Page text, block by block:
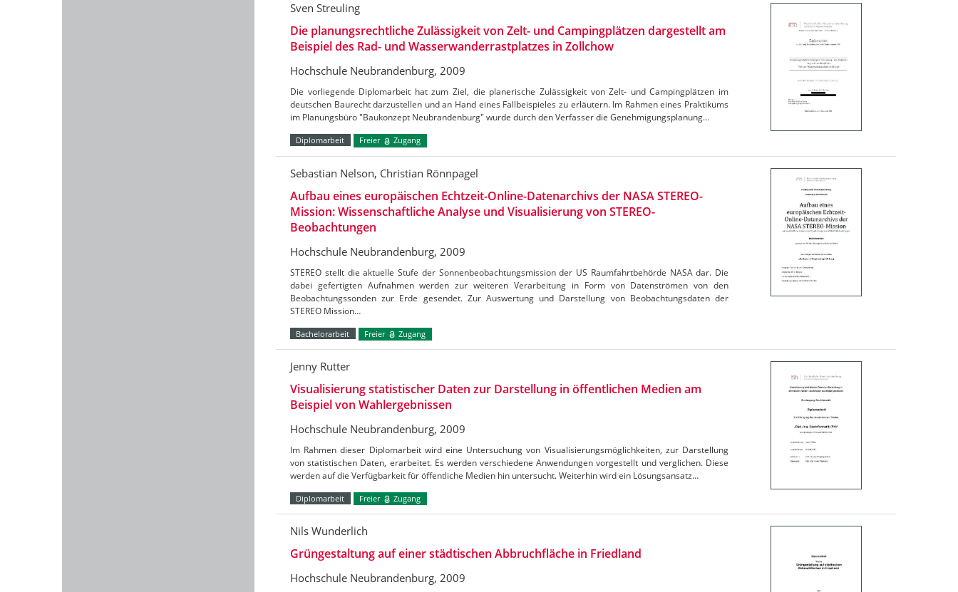
Sven Streuling
Die planungsrechtliche Zulässigkeit von Zelt- und Campingplätzen dargestellt am
Beispiel des Rad- und Wasserwanderrastplatzes in Zollchow
Hochschule Neubrandenburg, 2009
Die vorliegende Diplomarbeit hat zum Ziel, die planerische Zulässigkeit von Zelt- und Campingplätzen im
deutschen Baurecht darzustellen und an Hand eines Fallbeispieles zu erläutern. Im Rahmen eines Praktikums
im Planungsbüro "Baukonzept Neubrandenburg" wurde durch den Verfasser die Genehmigungsplanung…
Diplomarbeit Freier Zugang
Sebastian Nelson, Christian Rönnpagel
Aufbau eines europäischen Echtzeit-Online-Datenarchivs der NASA STEREO-
Mission: Wissenschaftliche Analyse und Visualisierung von STEREO-
Beobachtungen
Hochschule Neubrandenburg, 2009
STEREO stellt die aktuelle Stufe der Sonnenbeobachtungsmission der US Raumfahrtbehörde NASA dar. Die
dabei gefertigten Aufnahmen werden zur weiteren Verarbeitung in Form von Datenströmen von den
Beobachtungssonden zur Erde gesendet. Zur Auswertung und Darstellung von Beobachtungsdaten der
STEREO Mission…
Bachelorarbeit Freier Zugang
Jenny Rutter
Visualisierung statistischer Daten zur Darstellung in öffentlichen Medien am
Beispiel von Wahlergebnissen
Hochschule Neubrandenburg, 2009
Im Rahmen dieser Diplomarbeit wird eine Untersuchung von Visualisierungsmöglichkeiten, zur Darstellung
von statistischen Daten, erarbeitet. Es werden verschiedene Anwendungen vorgestellt und verglichen. Diese
werden auf die Verfügbarkeit für öffentliche Medien hin untersucht. Weiterhin wird ein Lösungsansatz…
Diplomarbeit Freier Zugang
Nils Wunderlich
Grüngestaltung auf einer städtischen Abbruchfläche in Friedland
Hochschule Neubrandenburg, 2009